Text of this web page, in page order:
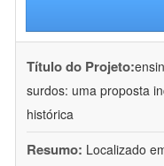
Título do Projeto:
surdos: uma proposta
histórica
Resumo: Localizado